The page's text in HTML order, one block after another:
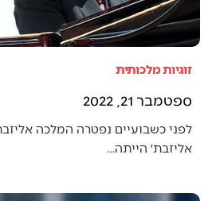
זוגיות מלכותית
ספטמבר 21, 2022
אליזבת׳ הייתה…